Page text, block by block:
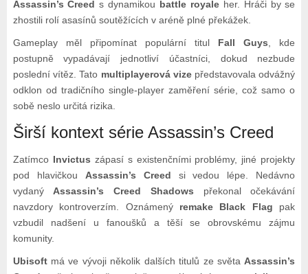
Assassin’s Creed s dynamikou battle royaleher. Hráči by se
zhostili rolí asasínů soutěžících v aréně plné překážek.
Gameplay měl připomínat populární titul Fall Guys , kde
postupně vypadávají jednotliví účastníci, dokud nezbude
poslední vítěz. Tato multiplayerová vizepředstavovala odvážný
odklon od tradičního single-player zaměření série, což samo o
sobě neslo určitá rizika.
Širší kontext série Assassin’s Creed
Zatímco Invictus zápasí s existenčními problémy, jiné projekty
pod hlavičkou Assassin’s Creed si vedou lépe. Nedávno
vydaný Assassin’s Creed Shadows překonal očekávání
navzdory kontroverzím. Oznámený remake Black Flag pak
vzbudil nadšení u fanoušků a těší se obrovskému zájmu
komunity.
Ubisoftmá ve vývoji několik dalších titulů ze světa Assassin’s